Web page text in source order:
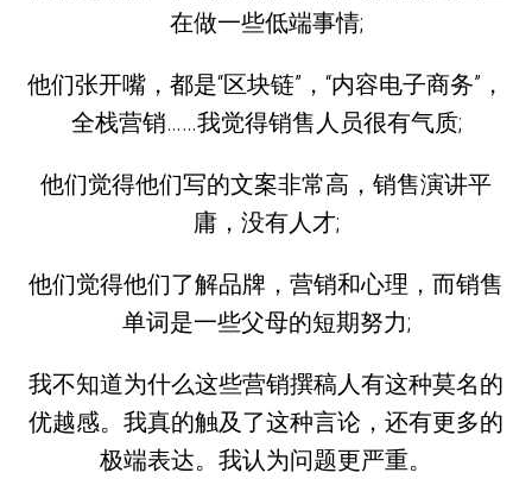
在做一些低端事情;
他们张开嘴，都是“区块链”，“内容电子商务”，
全栈营销……我觉得销售人员很有气质;
他们觉得他们写的文案非常高，销售演讲平
庸，没有人才;
他们觉得他们了解品牌，营销和心理，而销售
单词是一些父母的短期努力;
我不知道为什么这些营销撰稿人有这种莫名的
优越感。我真的触及了这种言论，还有更多的
极端表达。我认为问题更严重。